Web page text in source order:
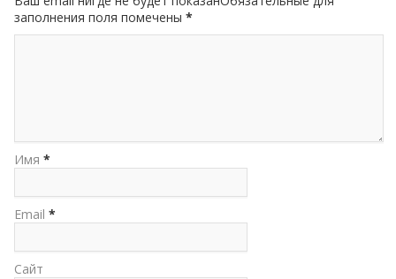
заполнения поля помечены*
Имя *
Email *
Сайт